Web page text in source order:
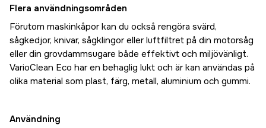
Flera användningsområden
Förutom maskinkåpor kan du också rengöra svärd,
sågkedjor, knivar, sågklingor eller luftfiltret på din motorsåg
eller din grovdammsugare både effektivt och miljövänligt.
VarioClean Eco har en behaglig lukt och är kan användas på
olika material som plast, färg, metall, aluminium och gummi.
Användning